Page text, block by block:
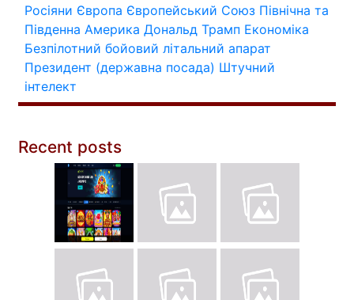
Росіяни Європа Європейський Союз Північна та
Південна Америка Дональд Трамп Економіка
Безпілотний бойовий літальний апарат
Президент (державна посада) Штучний
інтелект
Recent posts